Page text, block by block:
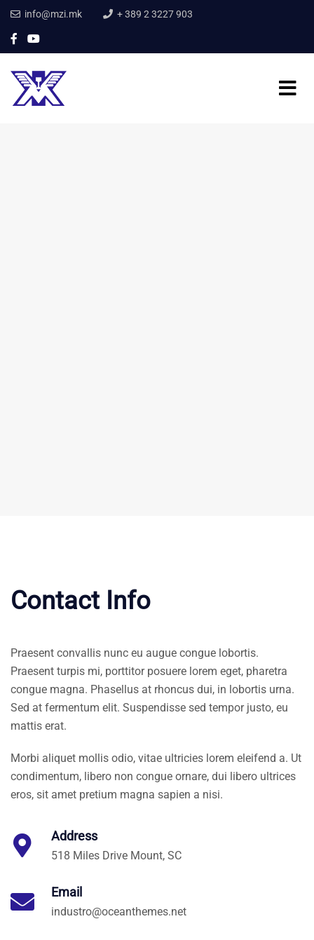
info@mzi.mk + 389 2 3227 903
Contact Info
Praesent convallis nunc eu augue congue lobortis.
Praesent turpis mi, porttitor posuere lorem eget, pharetra
congue magna. Phasellus at rhoncus dui, in lobortis urna.
Sed at fermentum elit. Suspendisse sed tempor justo, eu
mattis erat.
Morbi aliquet mollis odio, vitae ultricies lorem eleifend a. Ut
condimentum, libero non congue ornare, dui libero ultrices
eros, sit amet pretium magna sapien a nisi.
Address
518 Miles Drive Mount, SC
Email
industro@oceanthemes.net